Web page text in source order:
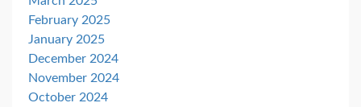
February 2025
January 2025
December 2024
November 2024
October 2024